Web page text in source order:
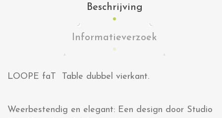
Beschrijving
Informatieverzoek
LOOPE faT Table dubbel vierkant.
Weerbestendig en elegant: Een design door Studio